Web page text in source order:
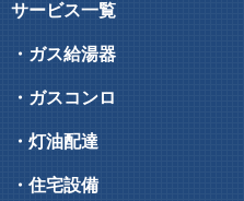
サービス一覧
・ガス給湯器
・ガスコンロ
・灯油配達
・住宅設備